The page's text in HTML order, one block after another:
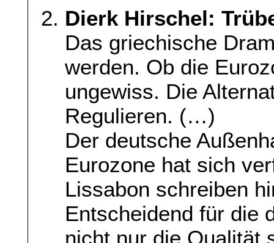
Dierk Hirschel:
Das ­griechische
werden. Ob die
ungewiss. Die
Regulieren. (…)
Der deutsche
Eurozone hat sich
Lissabon schreiben
Entscheidend für die
nicht nur die Qualität